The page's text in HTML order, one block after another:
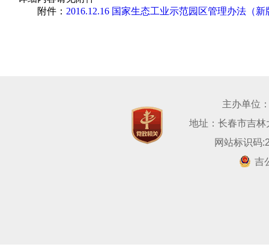
附件： 2016.12.16 国家生态工业示范园区管理办法（新
主办单位
地址：长春市吉
网站标识码
吉